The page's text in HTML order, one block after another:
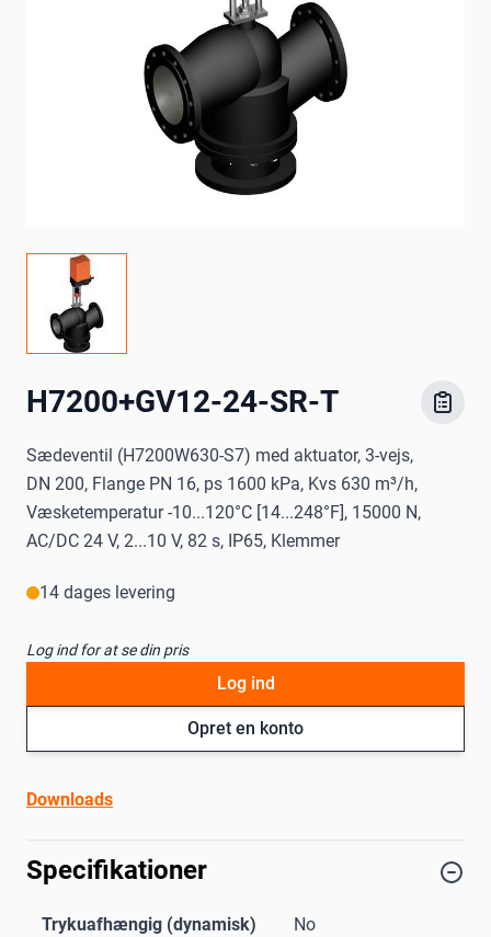
H7200+GV12-24-SR-T
Sædeventil (H7200W630-S7) med aktuator, 3-vejs,
DN 200, Flange PN 16, ps 1600 kPa, Kvs 630 m³/h,
Væsketemperatur -10...120°C [14...248°F], 15000 N,
AC/DC 24 V, 2...10 V, 82 s, IP65, Klemmer
14 dages levering
Log ind for at se din pris
Opret en konto
Log ind
Downloads
Specifikationer
Trykuafhængig (dynamisk) No